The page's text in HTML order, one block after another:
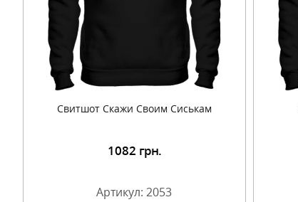
Свитшот Скажи Своим Сиськам
1082 грн.
Артикул: 2053
Подробнее